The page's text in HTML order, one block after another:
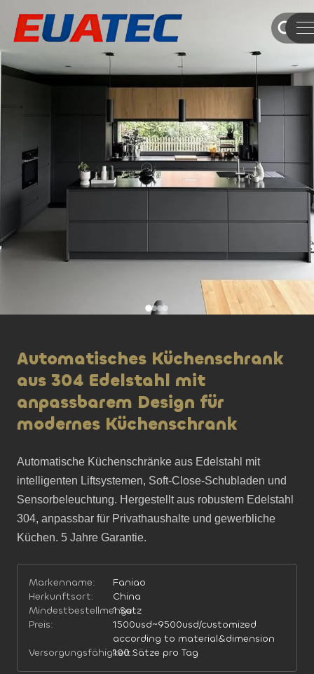
Automatisches Küchenschrank
aus 304 Edelstahl mit
anpassbarem Design für
modernes Küchenschrank
Automatische Küchenschränke aus Edelstahl mit
intelligenten Liftsystemen, Soft-Close-Schubladen und
Sensorbeleuchtung. Hergestellt aus robustem Edelstahl
304, anpassbar für Privathaushalte und gewerbliche
Küchen. 5 Jahre Garantie.
Markenname:
Faniao
Herkunftsort:
China
Mindestbestellmenge:
1 Satz
Preis:
1500usd~9500usd/customized
according to material&dimension
Versorgungsfähigkeit:100 Sätze pro Tag